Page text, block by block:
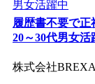
履歴書不要で正
20～30代男女活
株式会社